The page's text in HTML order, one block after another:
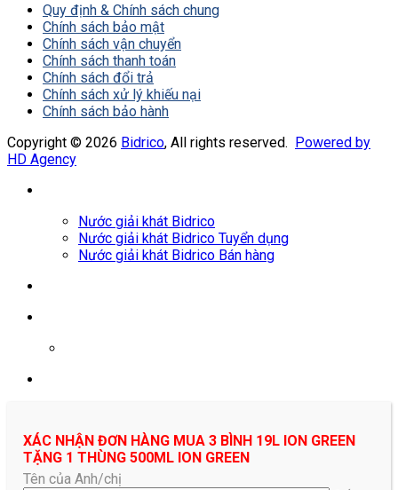
Quy định & Chính sách chung
Chính sách bảo mật
Chính sách vận chuyển
Chính sách thanh toán
Chính sách đổi trả
Chính sách xử lý khiếu nại
Chính sách bảo hành
Copyright © 2026 Bidrico, All rights reserved. Powered by
HD Agency
Nước giải khát Bidrico
Nước giải khát Bidrico Tuyển dụng
Nước giải khát Bidrico Bán hàng
XÁC NHẬN ĐƠN HÀNG MUA 3 BÌNH 19L ION GREEN
TẶNG 1 THÙNG 500ML ION GREEN
Tên của Anh/chị